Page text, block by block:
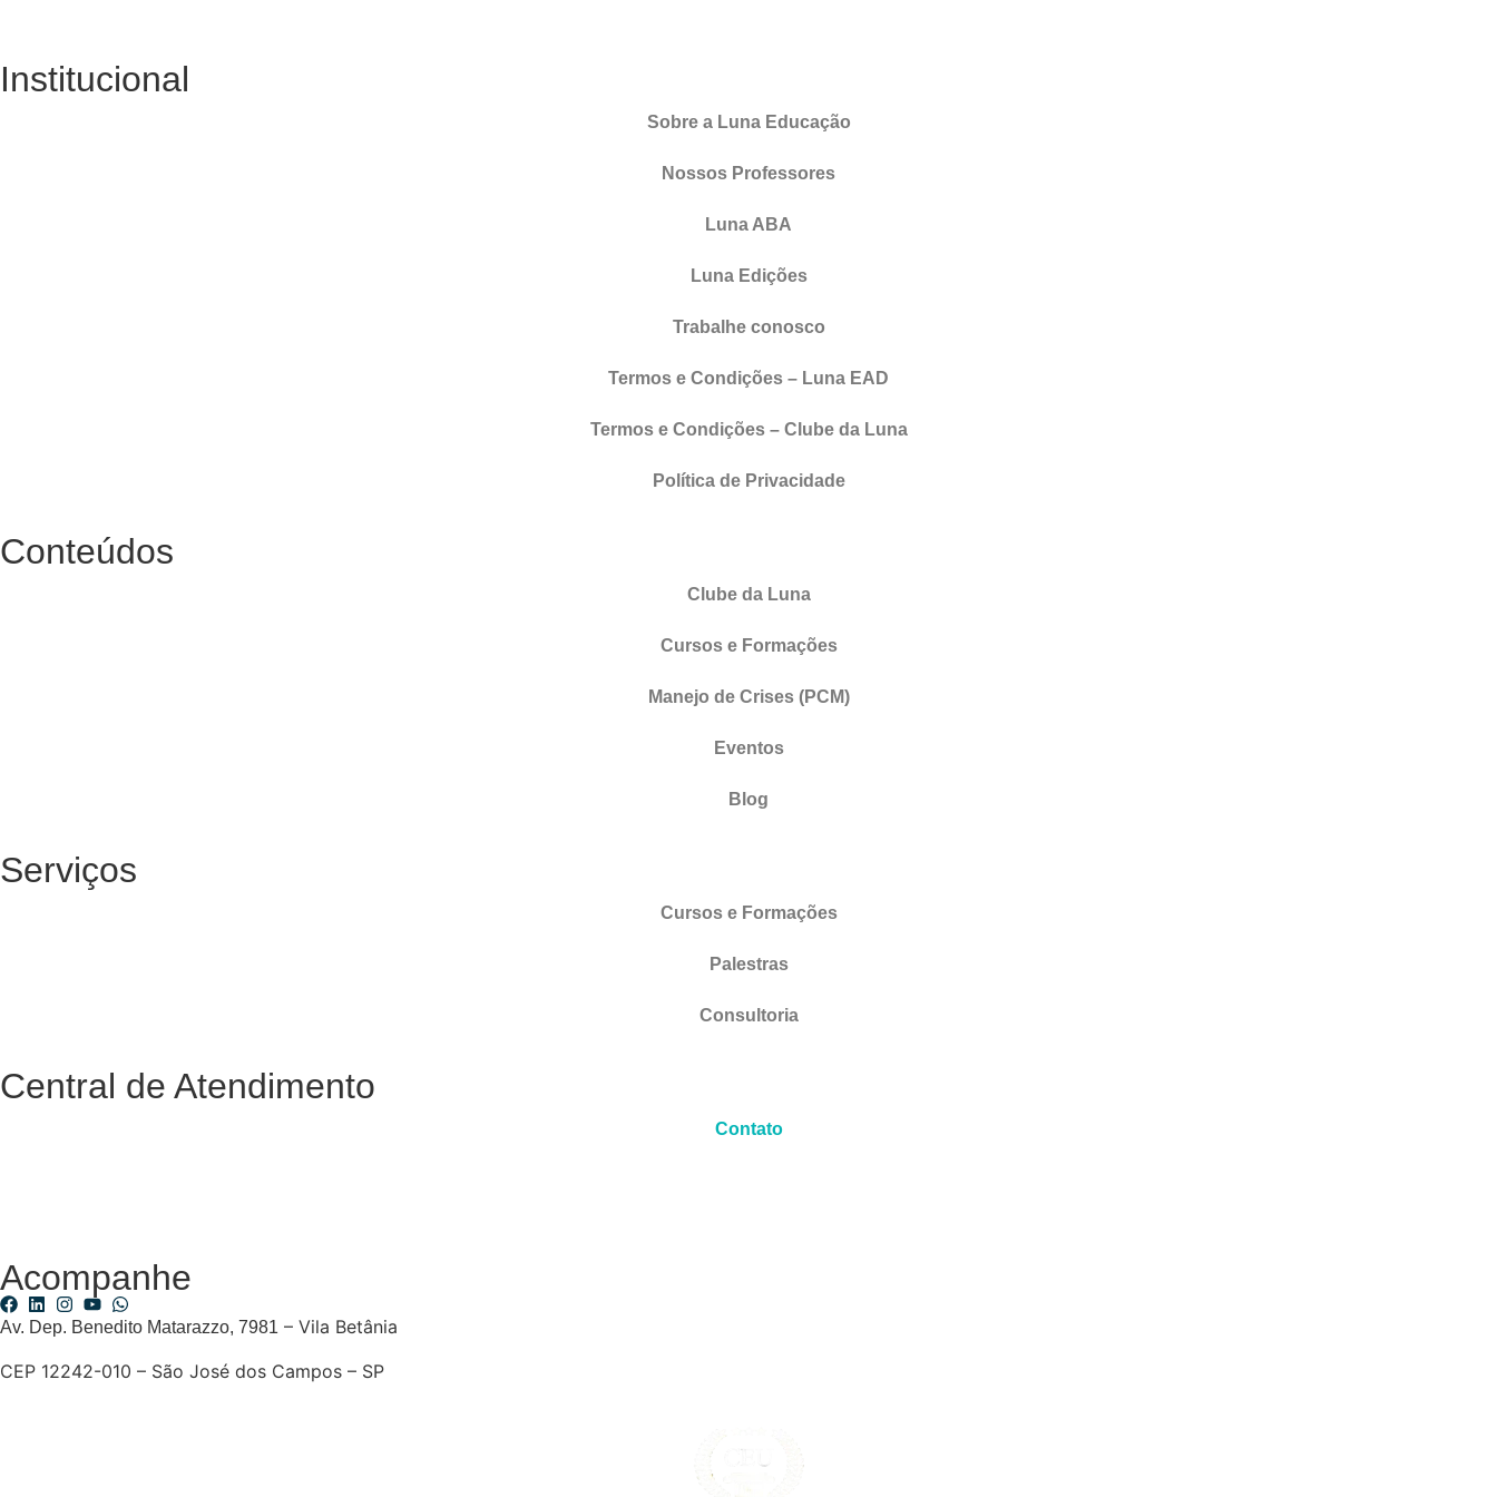
Institucional
Sobre a Luna Educação
Nossos Professores
Luna ABA
Luna Edições
Trabalhe conosco
Termos e Condições – Luna EAD
Termos e Condições – Clube da Luna
Política de Privacidade
Conteúdos
Clube da Luna
Cursos e Formações
Manejo de Crises (PCM)
Eventos
Blog
Serviços
Cursos e Formações
Palestras
Consultoria
Central de Atendimento
Contato
Acompanhe
Av. Dep. Benedito Matarazzo, 7981 – Vila Betânia
CEP 12242-010 – São José dos Campos – SP